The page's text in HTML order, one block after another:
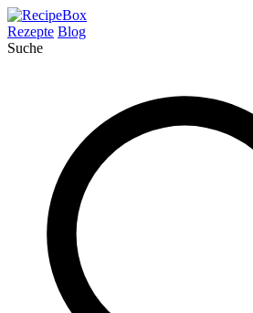
Rezepte Blog
Suche